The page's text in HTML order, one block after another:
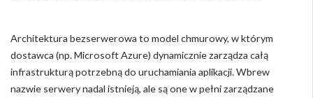
Architektura bezserwerowa to model chmurowy, w którym
dostawca (np. Microsoft Azure) dynamicznie zarządza całą
infrastrukturą potrzebną do uruchamiania aplikacji. Wbrew
nazwie serwery nadal istnieją, ale są one w pełni zarządzane